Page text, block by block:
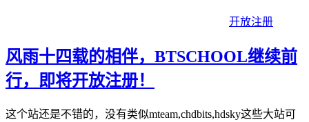
开放注册
风雨十四载的相伴，BTSCHOOL继续前
行，即将开放注册！
这个站还是不错的，没有类似mteam,chdbits,hdsky这些大站可